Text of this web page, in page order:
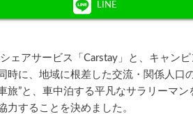
LINE
ェアサービス「Carstay」と、キャンピ
時に、地域に根差した交流・関係人口
旅”と、車中泊する平凡なサラリーマン
することを決めました。